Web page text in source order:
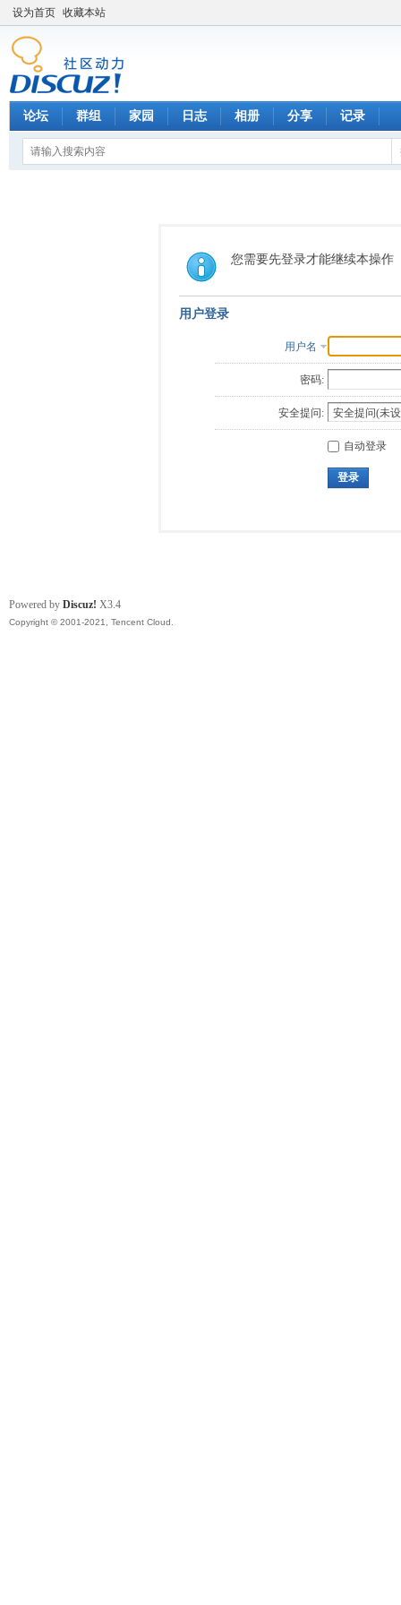
设为首页 收藏本站
论坛 群组 家园 日志 相册 分享 记录
您需要先登录才能继续本操作
用户登录
用户名
密码:
安全提问:
自动登录
登录
Powered by Discuz! X3.4
Copyright © 2001-2021, Tencent Cloud.